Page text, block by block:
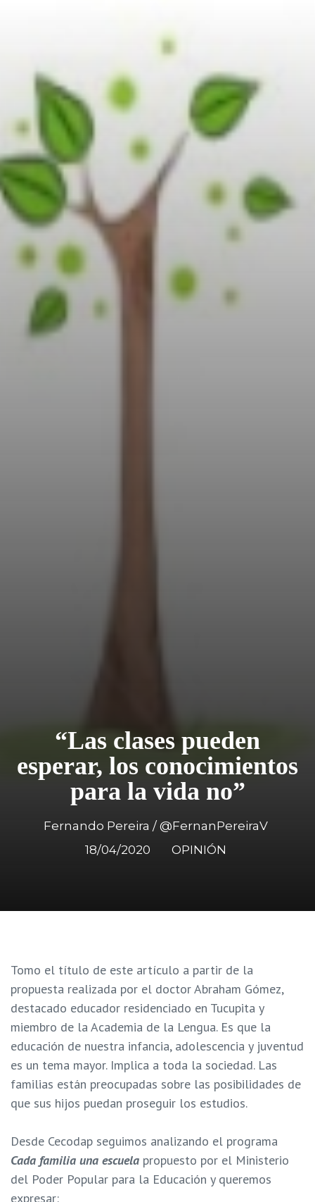
“Las clases pueden
esperar, los conocimientos
para la vida no”
Fernando Pereira / @FernanPereiraV
18/04/2020 OPINIÓN
Tomo el título de este artículo a partir de la
propuesta realizada por el doctor Abraham Gómez,
destacado educador residenciado en Tucupita y
miembro de la Academia de la Lengua. Es que la
educación de nuestra infancia, adolescencia y juventud
es un tema mayor. Implica a toda la sociedad. Las
familias están preocupadas sobre las posibilidades de
que sus hijos puedan proseguir los estudios.
Desde Cecodap seguimos analizando el programa
Cada familia una escuela propuesto por el Ministerio
del Poder Popular para la Educación y queremos
expresar: